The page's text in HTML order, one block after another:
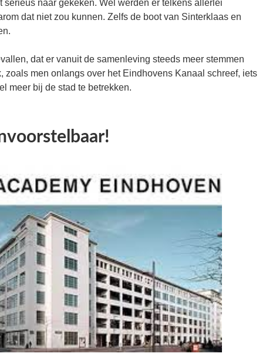
naar gekeken. Wel werden er telkens allerlei
dat niet zou kunnen. Zelfs de boot van Sinterklaas en
dat er vanuit de samenleving steeds meer stemmen
zoals men onlangs over het Eindhovens Kanaal schreef, iets
meer bij de stad te betrekken.